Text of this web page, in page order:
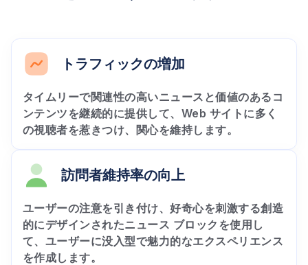
トラフィックの増加
タイムリーで関連性の高いニュースと価値のあるコ
ンテンツを継続的に提供して、Web サイトに多く
の視聴者を惹きつけ、関心を維持します。
訪問者維持率の向上
ユーザーの注意を引き付け、好奇心を刺激する創造
的にデザインされたニュース ブロックを使用し
て、ユーザーに没入型で魅力的なエクスペリエンス
を作成します。